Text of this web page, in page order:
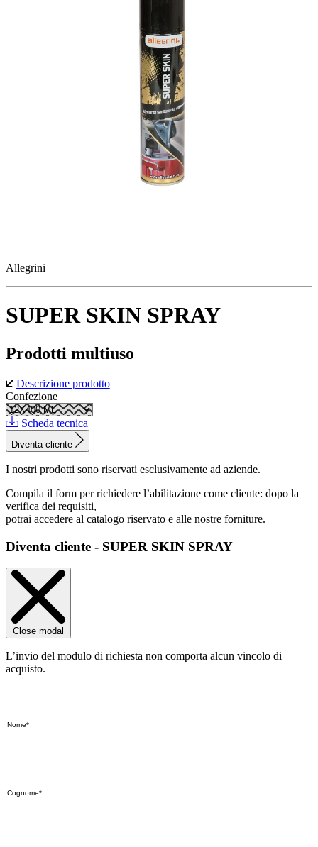
Allegrini
SUPER SKIN SPRAY
Prodotti multiuso
Descrizione prodotto
Confezione
Scheda tecnica
Diventa cliente
I nostri prodotti sono riservati esclusivamente ad aziende.
Compila il form per richiedere l’abilitazione come cliente: dopo la
verifica dei requisiti,
potrai accedere al catalogo riservato e alle nostre forniture.
Diventa cliente - SUPER SKIN SPRAY
Close modal
L’invio del modulo di richiesta non comporta alcun vincolo di
acquisto.